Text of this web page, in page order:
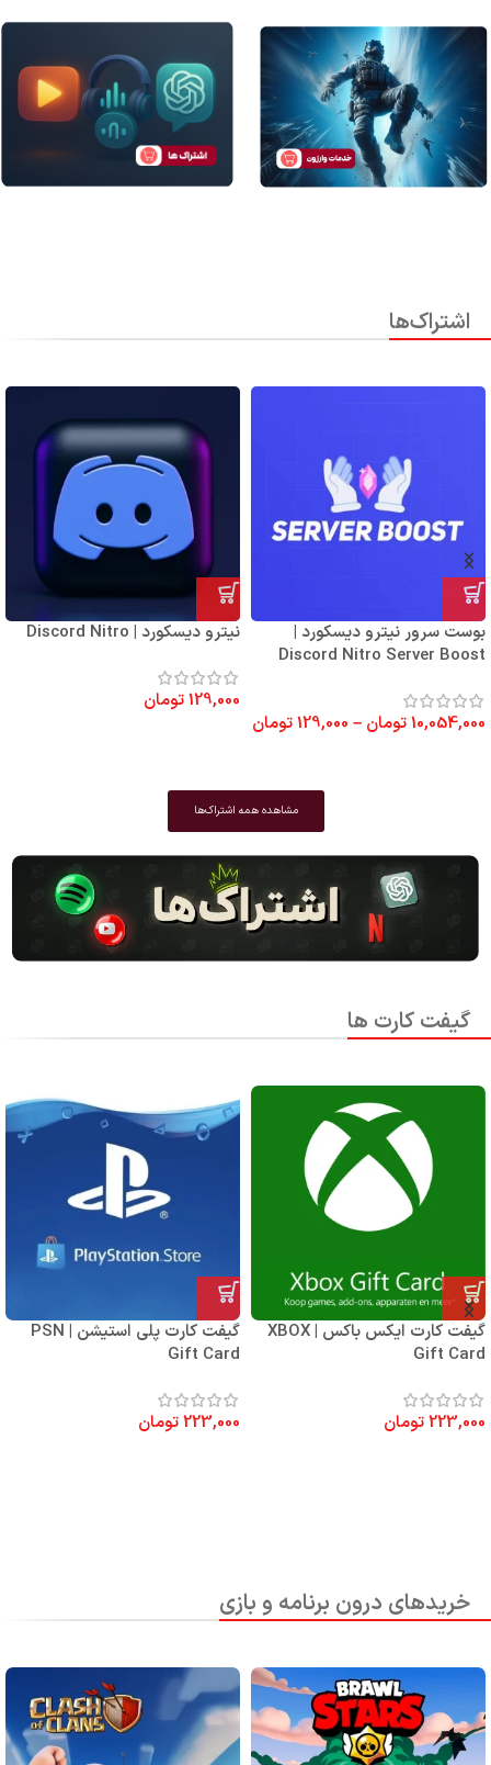
اشتراک‌ها
بوست سرور نیترو دیسکورد |
Discord Nitro Server Boost
10,054,000تومان –
129,000تومان
نیترو دیسکورد | Discord Nitro
129,000تومان
مشاهده همه اشتراک‌ها
گیفت کارت ها
گیفت کارت ایکس باکس | XBOX
Gift Card
223,000تومان
گیفت کارت پلی استیشن | PSN
Gift Card
223,000تومان
خریدهای درون برنامه و بازی